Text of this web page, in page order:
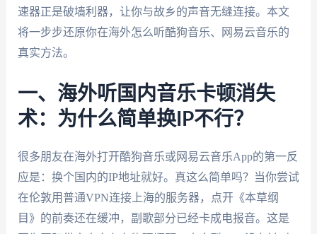
速器正是破墙利器，让你与故乡的声音无缝连接。本文
将一步步还原你在海外怎么听酷狗音乐、网易云音乐的
真实方法。
一、海外听国内音乐卡顿消失
术：为什么简单换IP不行？
很多朋友在海外打开酷狗音乐或网易云音乐App的第一反
应是：换个国内的IP地址就好。真这么简单吗？当你尝试
在伦敦用普通VPN连接上海的服务器，点开《本草纲
目》的前奏还在缓冲，副歌部分已经卡成电报音。这是